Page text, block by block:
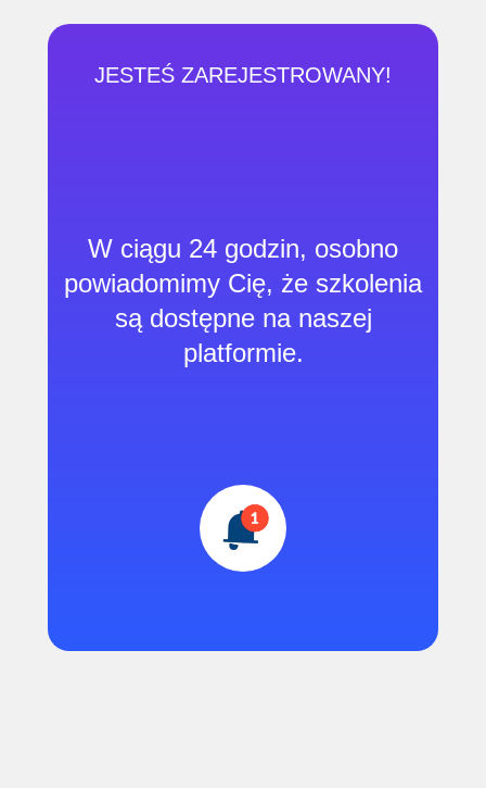
JESTEŚ ZAREJESTROWANY!
W ciągu 24 godzin, osobno
powiadomimy Cię, że szkolenia
są dostępne na naszej
platformie.